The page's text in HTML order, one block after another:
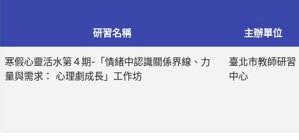
研習名稱 主辦單位
寒假心靈活水第４期-「情緒中認識關係界線、力
量與需求： 心理劇成長」工作坊
臺北市教師研習
中心